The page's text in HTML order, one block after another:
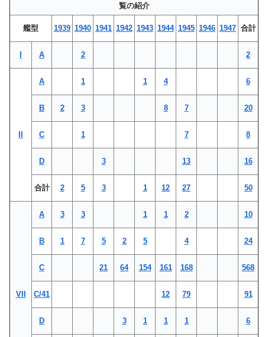
覧の紹介
艦型 1939 1940 1941 1942 1943 1944 1945 1946 1947 合計
I A 2 2
II
A 1 1 4 6
B 2 3 8 7 20
C 1 7 8
D 3 13 16
合計 2 5 3 1 12 27 50
VII
A 3 3 1 1 2 10
B 1 7 5 2 5 4 24
C 21 64 154 161 168 568
C/41 12 79 91
D 3 1 1 1 6